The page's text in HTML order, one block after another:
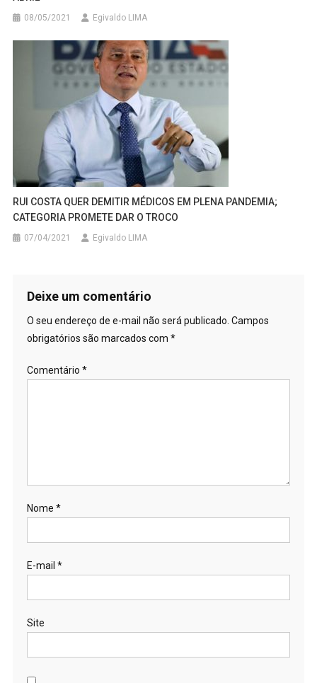
08/05/2021 Egivaldo LIMA
RUI COSTA QUER DEMITIR MÉDICOS EM PLENA PANDEMIA;
CATEGORIA PROMETE DAR O TROCO
07/04/2021 Egivaldo LIMA
Deixe um comentário
O seu endereço de e-mail não será publicado. Campos
obrigatórios são marcados com *
Comentário *
Nome *
E-mail *
Site